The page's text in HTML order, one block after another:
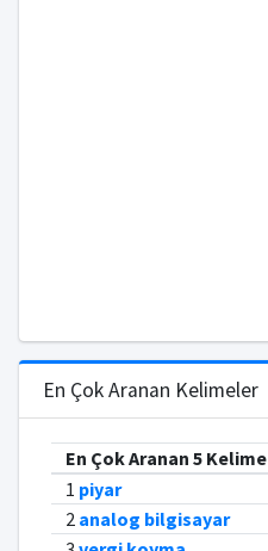
En Çok Aranan Kelimeler
En Çok Aranan 5 Kelime
1 piyar
2 analog bilgisayar